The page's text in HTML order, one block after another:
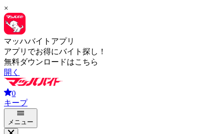
×
マッハバイトアプリ
アプリでお得にバイト探し！
無料ダウンロードはこちら
開く
0
キープ
メニュー